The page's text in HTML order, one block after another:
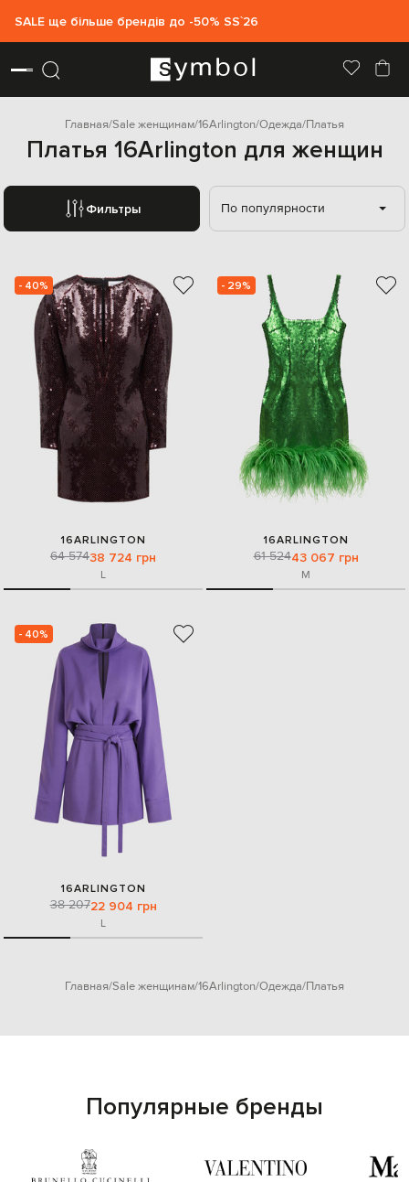
SALE ще більше брендів до -50% SS`26
Главная Sale женщинам 16Arlington Одежда Платья
Платья 16Arlington для женщин
Фильтры По популярности
- 40%
16ARLINGTON
64 57438 724 грн
L
- 29%
16ARLINGTON
61 52443 067 грн
M
- 40%
16ARLINGTON
38 20722 904 грн
L
Главная Sale женщинам 16Arlington Одежда Платья
Популярные бренды